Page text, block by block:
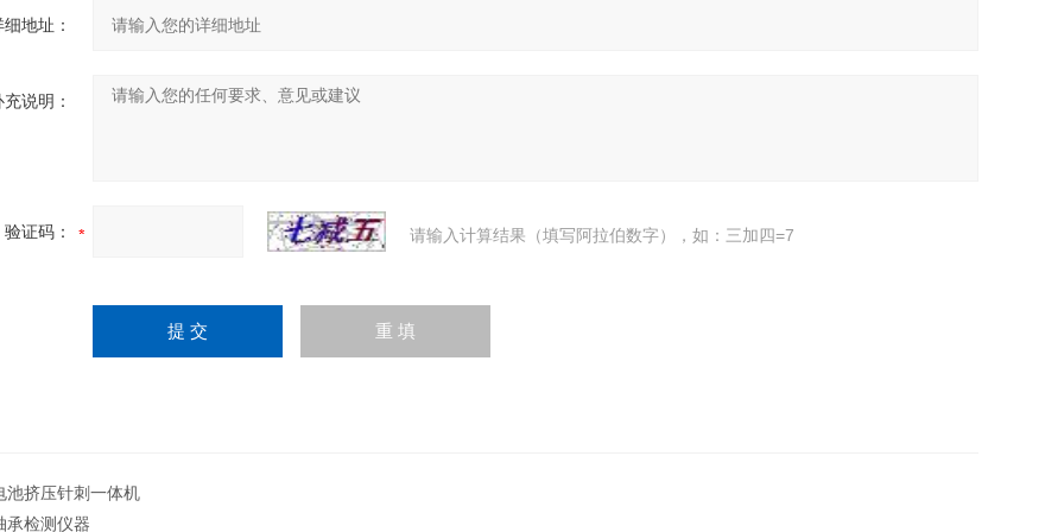
细地址：
充说明：
验证码： 请输入计算结果（填写阿拉伯数字），如：三加四=7
池挤压针刺一体机
承检测仪器